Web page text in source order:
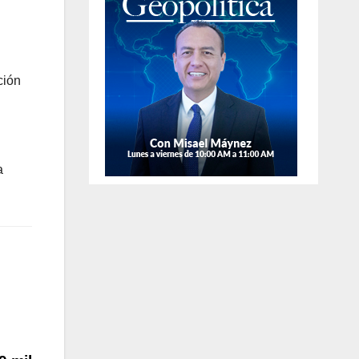
de la
un arma en la
colonia
Anáhuac.